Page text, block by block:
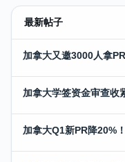
最新帖子
加拿大又邀3000人拿
加拿大学签资金审查收
加拿大Q1新PR降20%